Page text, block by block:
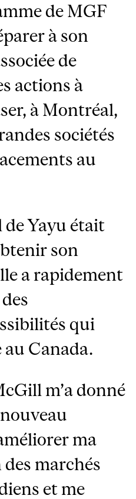
de MGF
à son
de
actions à
à Montréal,
sociétés
au
Yayu était
son
a rapidement
qui
au Canada.
m’a donné
ma
marchés
et me